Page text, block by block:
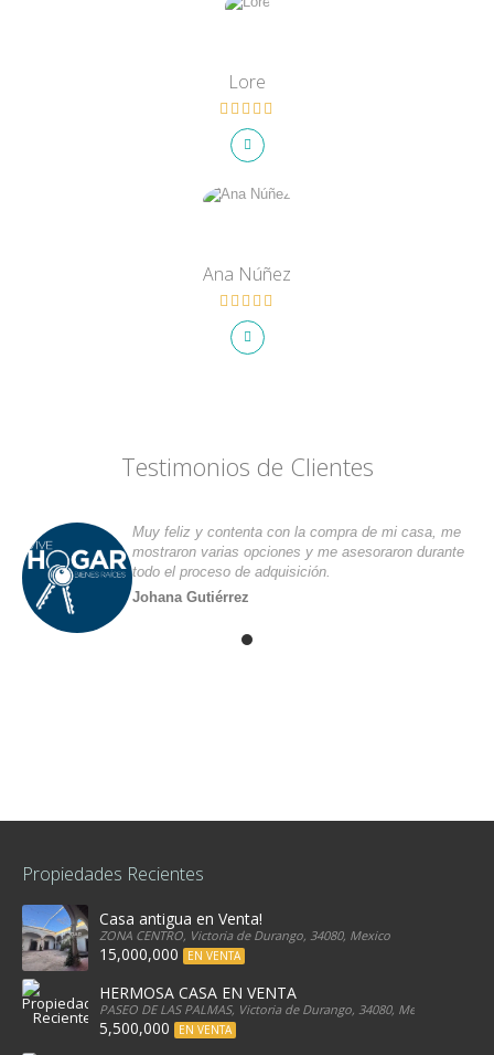
Lore
Ana Núñez
Testimonios de Clientes
Muy feliz y contenta con la compra de mi casa, me
mostraron varias opciones y me asesoraron durante
todo el proceso de adquisición.
Johana Gutiérrez
Propiedades Recientes
Casa antigua en Venta!
ZONA CENTRO, Victoria de Durango, 34080, Mexico
15,000,000 EN VENTA
HERMOSA CASA EN VENTA
PASEO DE LAS PALMAS, Victoria de Durango, 34080, Mexico
5,500,000 EN VENTA